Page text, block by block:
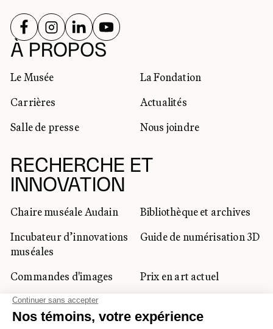
À PROPOS
Le Musée
La Fondation
Carrières
Actualités
Salle de presse
Nous joindre
RECHERCHE ET
INNOVATION
Chaire muséale Audain
Bibliothèque et archives
Incubateur d’innovations
muséales
Guide de numérisation 3D
Commandes d'images
Prix en art actuel
Prix Lynne-Cohen
RÉSEAUX SOCIAUX
SUIVEZ-NOUS SUR
SUIVEZ-NOUS SUR
SUIVEZ-NOUS SUR
SUIVEZ-NOUS SUR